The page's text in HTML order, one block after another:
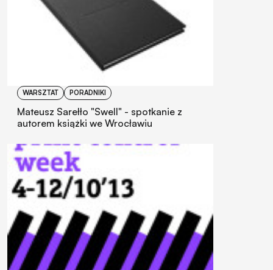
WARSZTAT PORADNIKI
Mateusz Sarełło "Swell" - spotkanie z
autorem książki we Wrocławiu